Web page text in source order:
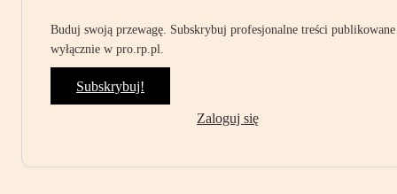
Buduj swoją przewagę. Subskrybuj profesjonalne treści publikowane
wyłącznie w pro.rp.pl.
Subskrybuj!
Zaloguj się